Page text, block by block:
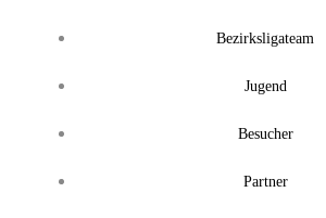
Bezirksligateam
Jugend
Besucher
Partner